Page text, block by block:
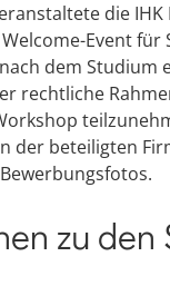
die
Event
dem Studium
rechtliche
der beteiligten
zu den